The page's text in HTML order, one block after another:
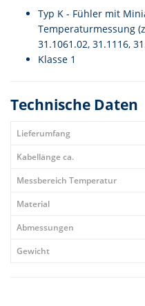
Typ K - Fühler mit
Temperaturmessung
31.1061.02, 31.1116,
Klasse 1
Technische Daten
Lieferumfang
Kabellänge ca.
Messbereich Temperatur
Material
Abmessungen
Gewicht